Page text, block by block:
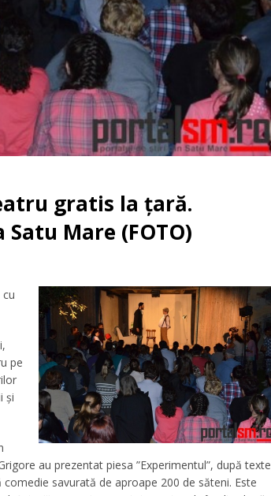
gratis la țară.
Mare (FOTO)
pe
și
au prezentat piesa ”Experimentul”, după texte
savurată de aproape 200 de săteni. Este